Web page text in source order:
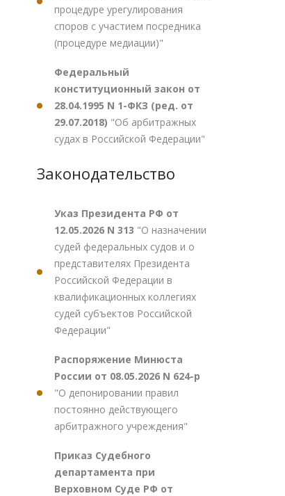
процедуре урегулирования
споров с участием посредника
(процедуре медиации)"
Федеральный
конституционный закон от
28.04.1995 N 1-ФКЗ (ред. от
29.07.2018) "Об арбитражных
судах в Российской Федерации"
Законодательство
Указ Президента РФ от
12.05.2026 N 313 "О назначении
судей федеральных судов и о
представителях Президента
Российской Федерации в
квалификационных коллегиях
судей субъектов Российской
Федерации"
Распоряжение Минюста
России от 08.05.2026 N 624-р
"О депонировании правил
постоянно действующего
арбитражного учреждения"
Приказ Судебного
департамента при
Верховном Суде РФ от